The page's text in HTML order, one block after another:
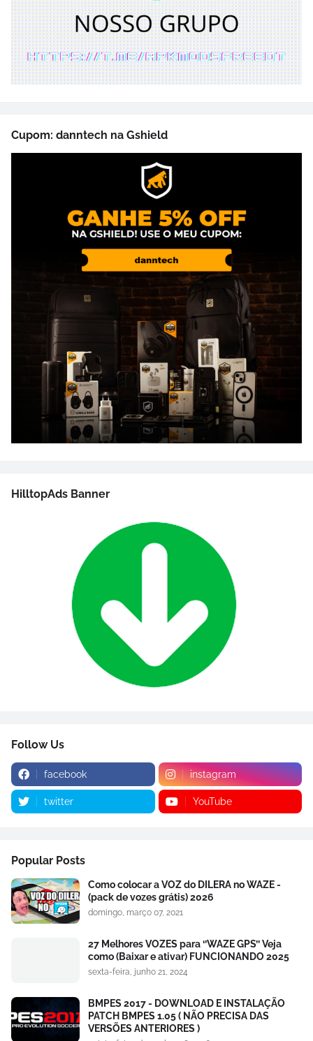
Cupom: danntech na Gshield
HilltopAds Banner
Follow Us
facebook instagram
twitter YouTube
Popular Posts
Como colocar a VOZ do DILERA no WAZE -
(pack de vozes grátis) 2026
domingo, março 07, 2021
27 Melhores VOZES para ‘’WAZE GPS’’ Veja
como (Baixar e ativar) FUNCIONANDO 2025
sexta-feira, junho 21, 2024
BMPES 2017 - DOWNLOAD E INSTALAÇÃO
PATCH BMPES 1.05 ( NÃO PRECISA DAS
VERSÕES ANTERIORES )